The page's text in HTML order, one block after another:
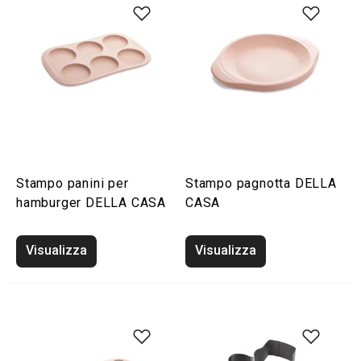
Stampo panini per
hamburger DELLA CASA
Visualizza
Stampo pagnotta DELLA
CASA
Visualizza